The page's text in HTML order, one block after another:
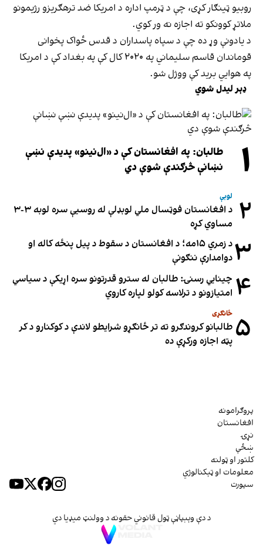
روبیو ټینګار کړی، چې د ټرمپ اداره د امریکا ضد ترهګریزو رژیمونو
ملاتړ کوونکو ته اجازه نه ور کوي.
د یادونې وړ ده چې د سپاه پاسداران د قدس ځواک پخوانی
قوماندان قاسم سلیماني په ۲۰۲۰ کال کې په بغداد کې د امریکا
په هوايي برید کې ووژل شو.
ډېر لیدل شوي
۱
طالبان: په افغانستان کې د «ال‌نینو» پدیدې نښې
نښانې څرګندې شوې دي
۲ لوبې
د افغانستان فوټسال ملي لوبډلې له روسیې سره لوبه ۳-۳
مساوي کړه
۳
د زمري ۱۵مه؛ د افغانستان د سقوط د پیل پنځه کاله او
دوامدارې ننګونې
۴ چینایي رسنۍ: طالبان له سترو قدرتونو سره اړیکې د سیاسي
امتیازونو د ترلاسه کولو لپاره کاروي
۵ ځانګړی
طالبانو کروندګرو ته تر ځانګړو شرایطو لاندې د کوکنارو د کر
پټه اجازه ورکړې ده
پروګرامونه
افغانستان
نړۍ
ښځې
کلتور او ټولنه
معلومات او ټېکنالوژي
سپورت
د دې وېبپاڼې ټول قانوني حقونه د وولنټ میډیا دي